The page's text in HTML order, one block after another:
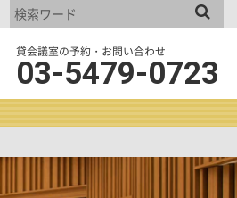
貸会議室の予約・お問い合わせ
03-5479-0723